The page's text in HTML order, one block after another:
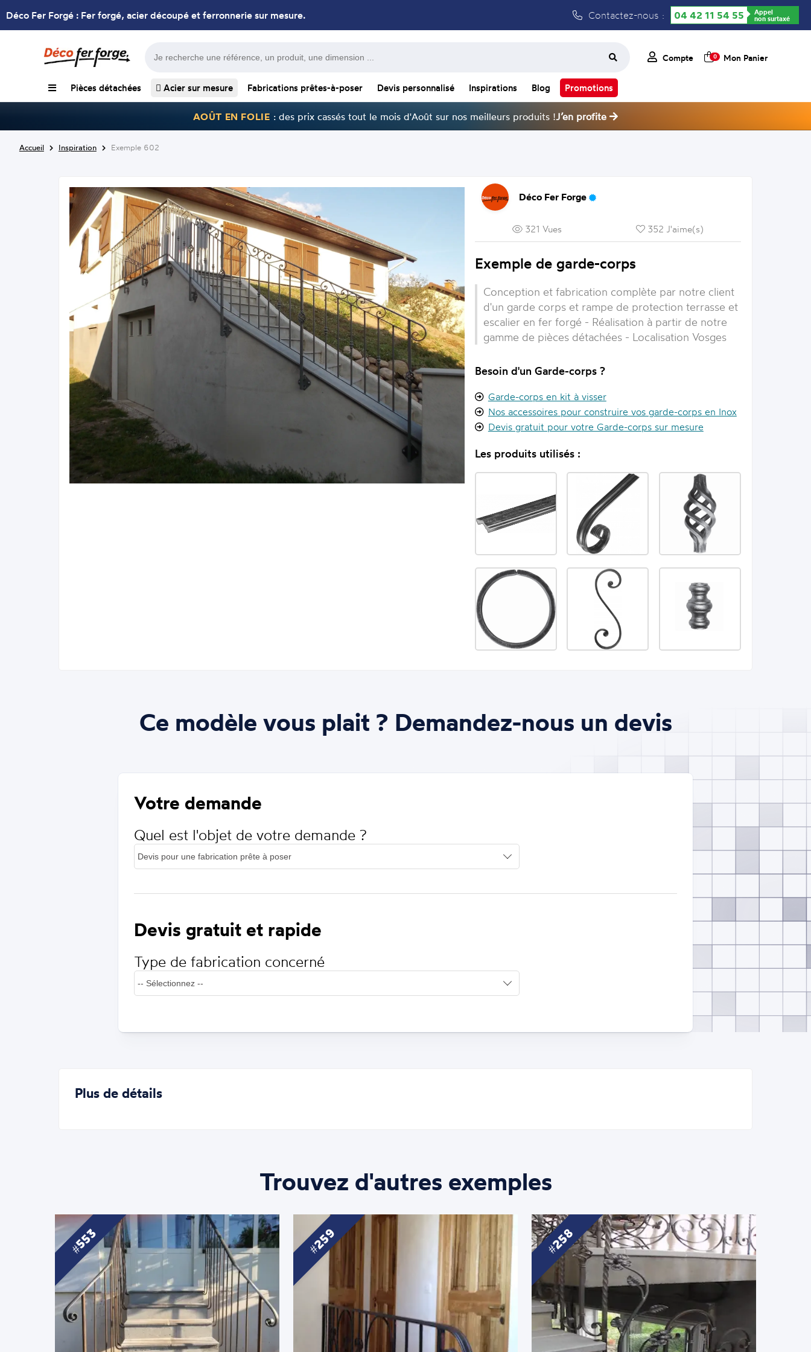
Déco Fer Forgé : Fer forgé, acier découpé et ferronnerie sur mesure. Contactez-nous : 04 42 11 54 55 Appel
non surtaxé
Compte 0 Mon Panier
Pièces détachées Acier sur mesure Fabrications prêtes-à-poser Devis personnalisé Inspirations Blog Promotions
AOÛT EN FOLIE : des prix cassés tout le mois d'Août sur nos meilleurs produits !J’en profite
Accueil Inspiration Exemple 602
Déco Fer Forge
321 Vues 352 J'aime(s)
Exemple de garde-corps
Conception et fabrication complète par notre client
d'un garde corps et rampe de protection terrasse et
escalier en fer forgé - Réalisation à partir de notre
gamme de pièces détachées - Localisation Vosges
Besoin d'un Garde-corps ?
Garde-corps en kit à visser
Nos accessoires pour construire vos garde-corps en Inox
Devis gratuit pour votre Garde-corps sur mesure
Les produits utilisés :
Ce modèle vous plait ? Demandez-nous un devis
Votre demande
Quel est l'objet de votre demande ?
Devis gratuit et rapide
Type de fabrication concerné
Plus de détails
Trouvez d'autres exemples
553 259 258